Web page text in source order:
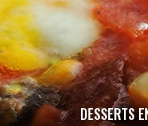
DESSERTS